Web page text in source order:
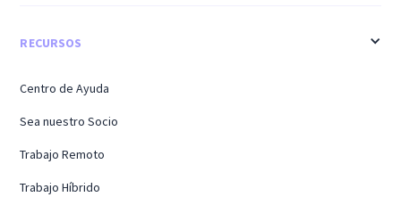
RECURSOS
Centro de Ayuda
Sea nuestro Socio
Trabajo Remoto
Trabajo Híbrido